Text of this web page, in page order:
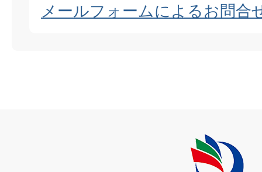
メールフォームによるお問合